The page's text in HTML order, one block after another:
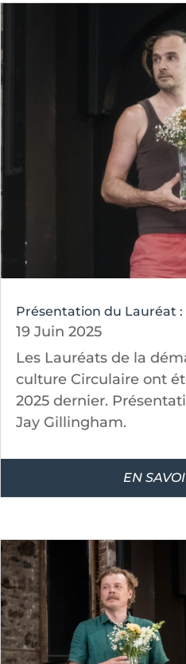
Présentation du Lauréat :
19 Juin 2025
Les Lauréats de la
culture Circulaire ont
2025 dernier.
Jay Gillingham.
EN